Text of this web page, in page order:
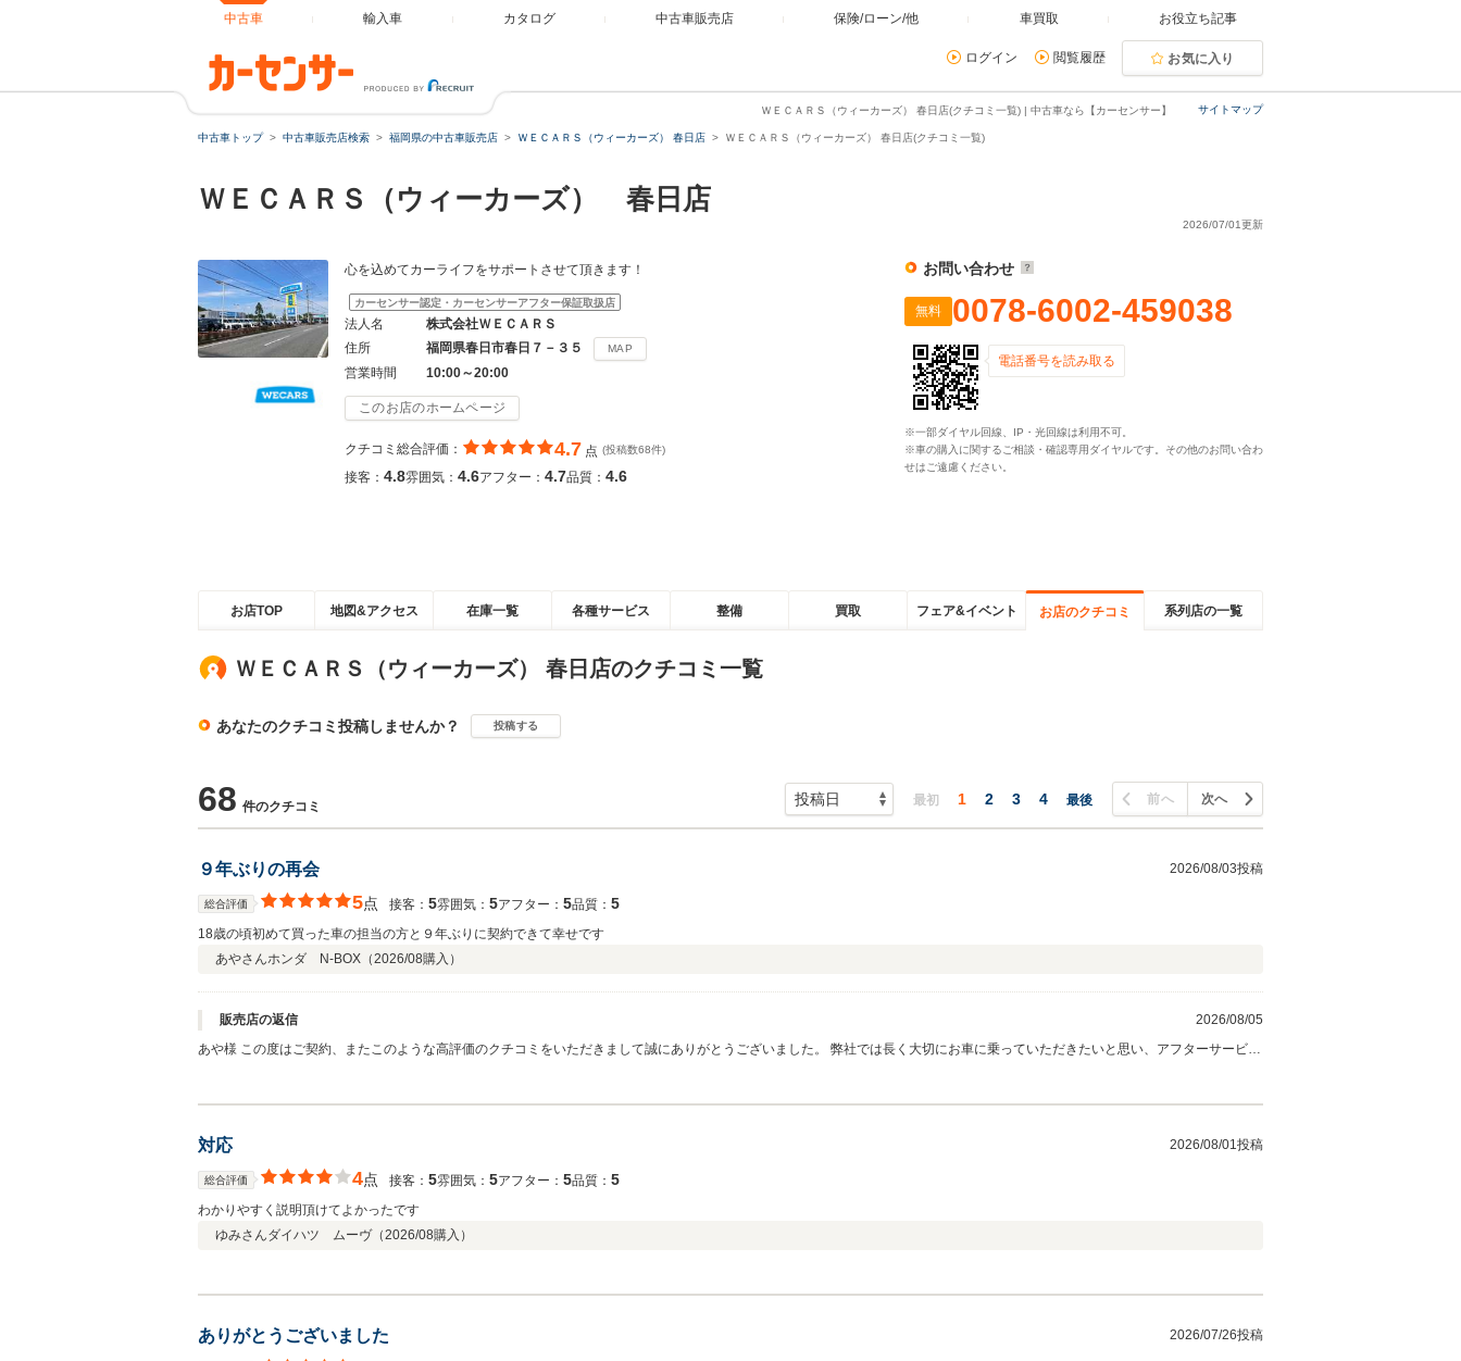
中古車 輸入車 カタログ 中古車販売店 保険/ローン/他 車買取 お役立ち記事
ログイン 閲覧履歴 お気に入り
サイトマップ
ＷＥＣＡＲＳ（ウィーカーズ） 春日店(クチコミ一覧) | 中古車なら【カーセンサー】
中古車トップ 中古車販売店検索 福岡県の中古車販売店 ＷＥＣＡＲＳ（ウィーカーズ） 春日店 ＷＥＣＡＲＳ（ウィーカーズ） 春日店(クチコミ一覧)
ＷＥＣＡＲＳ（ウィーカーズ） 春日店
2026/07/01更新
心を込めてカーライフをサポートさせて頂きます！
カーセンサー認定・カーセンサーアフター保証取扱店
法人名
株式会社ＷＥＣＡＲＳ
住所
福岡県春日市春日７－３５ MAP
営業時間 10:00～20:00
このお店のホームページ
クチコミ総合評価： 4.7 点 (投稿数68件)
接客： 4.8雰囲気： 4.6アフター： 4.7品質： 4.6
お問い合わせ
無料 0078-6002-459038
電話番号を読み取る
※一部ダイヤル回線、IP・光回線は利用不可。
※車の購入に関するご相談・確認専用ダイヤルです。その他のお問い合わ
せはご遠慮ください。
お店TOP 地図&アクセス 在庫一覧 各種サービス 整備 買取 フェア&イベント お店のクチコミ 系列店の一覧
ＷＥＣＡＲＳ（ウィーカーズ） 春日店のクチコミ一覧
あなたのクチコミ投稿しませんか？ 投稿する
68 件のクチコミ 最初 1 2 3 4 最後 前へ 次へ
９年ぶりの再会 2026/08/03投稿
総合評価 5点 接客： 5雰囲気： 5アフター： 5品質： 5
18歳の頃初めて買った車の担当の方と９年ぶりに契約できて幸せです
あやさんホンダ N-BOX（2026/08購入）
販売店の返信
2026/08/05
あや様 この度はご契約、またこのような高評価のクチコミをいただきまして誠にありがとうございました。 弊社では長く大切にお車に乗っていただきたいと思い、アフターサービス
対応 2026/08/01投稿
総合評価 4点 接客： 5雰囲気： 5アフター： 5品質： 5
わかりやすく説明頂けてよかったです
ゆみさんダイハツ ムーヴ（2026/08購入）
ありがとうございました 2026/07/26投稿